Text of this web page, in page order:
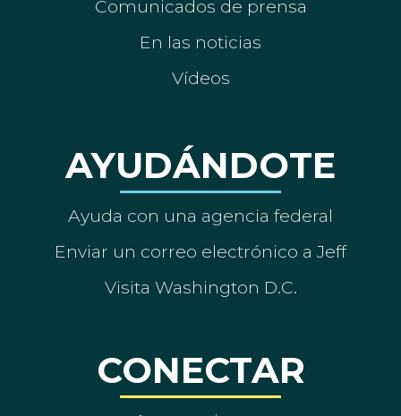
Comunicados de prensa
En las noticias
Vídeos
AYUDÁNDOTE
Ayuda con una agencia federal
Enviar un correo electrónico a Jeff
Visita Washington D.C.
CONECTAR